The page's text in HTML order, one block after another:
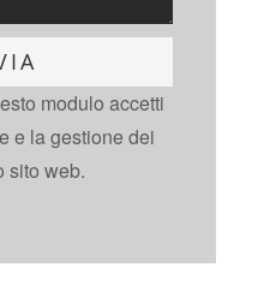
modulo accetti
e la gestione dei
sito web.